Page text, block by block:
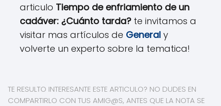
articulo Tiempo de enfriamiento de un
cadáver: ¿Cuánto tarda? te invitamos a
visitar mas artículos de General y
volverte un experto sobre la tematica!
TE RESULTO INTERESANTE ESTE ARTICULO? NO DUDES EN
COMPARTIRLO CON TUS AMIG@S, ANTES QUE LA NOTA SE